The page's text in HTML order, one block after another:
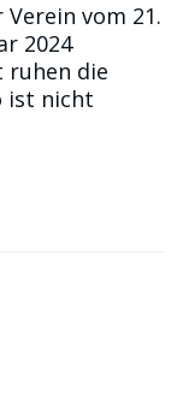
vom 21.
2024
ruhen die
ist nicht